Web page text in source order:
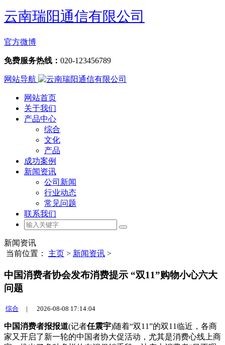
云南瑞阳通信有限公司
官方微博
免费服务热线： 020-123456789
网站导航
网站首页
关于我们
产品中心
综合
文化
产品
成功案例
新闻资讯
公司新闻
行业动态
常见问题
联系我们
新闻资讯
当前位置： 主页 > 新闻资讯 >
中国消费者协会发布消费提示 “双11”购物小心六大
问题
综合 | 2026-08-08 17:14:04
中国消费者报报道(记者任震宇)随着“双11”的双11临近，各商
家又开启了新一轮的中国者协大促活动，尤其是消费心线上商